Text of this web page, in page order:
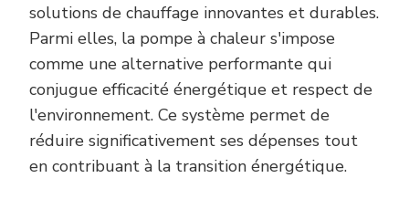
solutions de chauffage innovantes et durables.
Parmi elles, la pompe à chaleur s'impose
comme une alternative performante qui
conjugue efficacité énergétique et respect de
l'environnement. Ce système permet de
réduire significativement ses dépenses tout
en contribuant à la transition énergétique.